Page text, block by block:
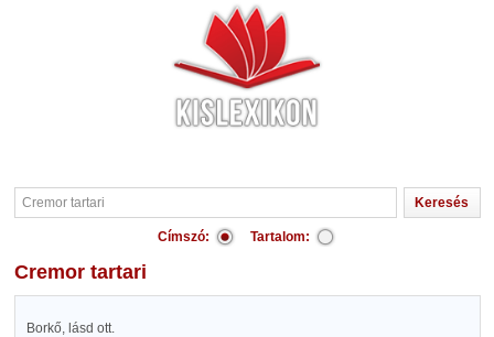
Címszó: Tartalom:
Cremor tartari
Borkő, lásd ott.